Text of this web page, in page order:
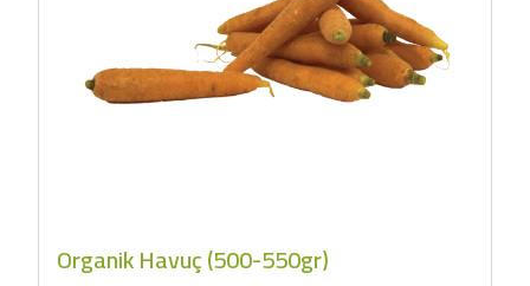
Organik Havuç (500-550gr)